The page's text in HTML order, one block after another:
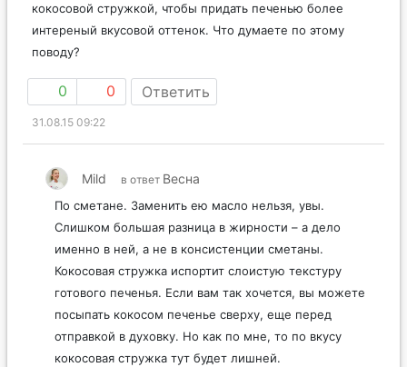
кокосовой стружкой, чтобы придать печенью более
интереный вкусовой оттенок. Что думаете по этому
поводу?
0 0 Ответить
31.08.15 09:22
Mild в ответ Весна
По сметане. Заменить ею масло нельзя, увы.
Слишком большая разница в жирности – а дело
именно в ней, а не в консистенции сметаны.
Кокосовая стружка испортит слоистую текстуру
готового печенья. Если вам так хочется, вы можете
посыпать кокосом печенье сверху, еще перед
отправкой в духовку. Но как по мне, то по вкусу
кокосовая стружка тут будет лишней.